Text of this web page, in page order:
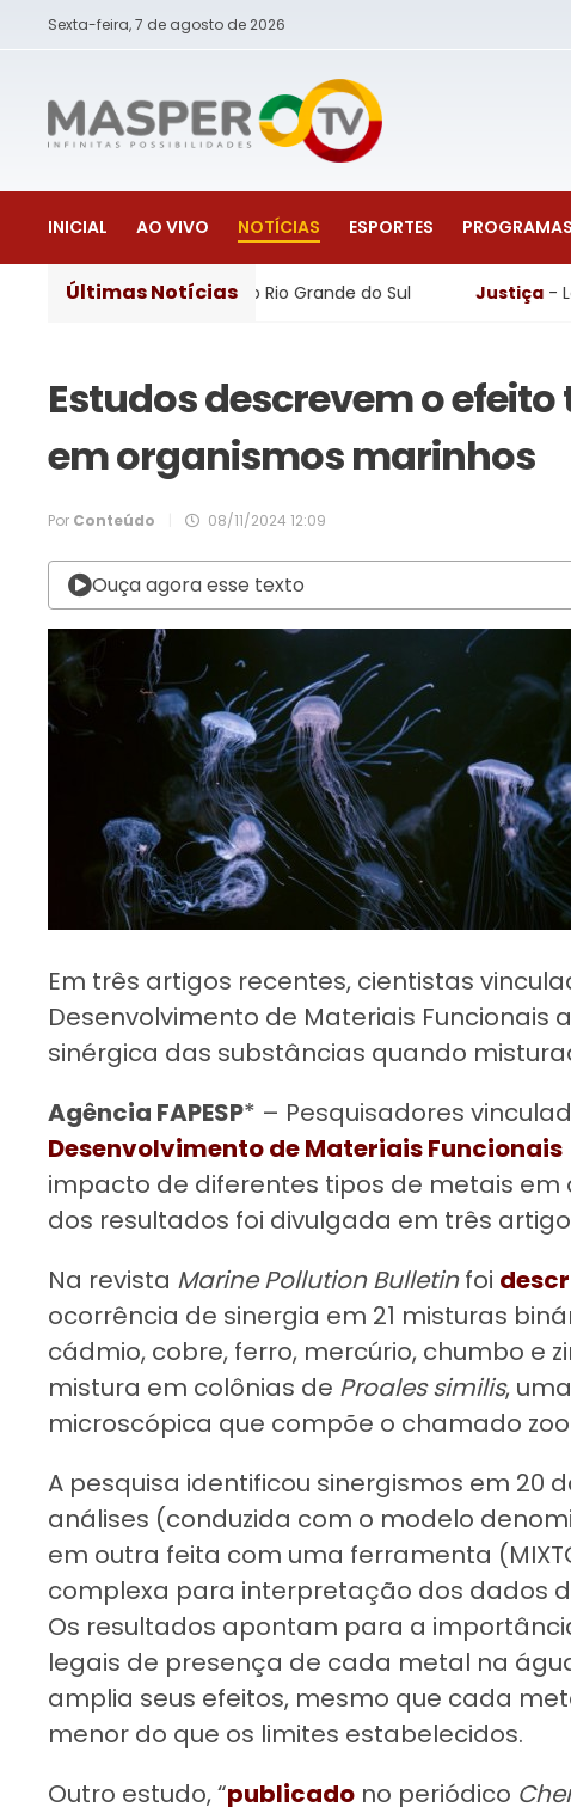
Sexta-feira, 7 de agosto de 2026
INICIAL AO VIVO NOTÍCIAS ESPORTES PROGRAMAS
Últimas Notícias
do Rio Grande do Sul Justiça - Lei Maria da
Estudos descrevem o
em organismos marinhos
Por Conteúdo 08/11/2024 12:09
Ouça agora esse texto
Em três artigos recentes, cientistas
Desenvolvimento de Materiais
sinérgica das substâncias quando
Agência FAPESP* – Pesquisadores
Desenvolvimento de Materiais Funcionais
impacto de diferentes tipos de metais em
dos resultados foi divulgada em três
Na revista Marine Pollution Bulletinfoi
ocorrência de sinergia em 21 misturas
cádmio, cobre, ferro, mercúrio, chumbo e
mistura em colônias de Proales similis,
microscópica que compõe o chamado
A pesquisa identificou sinergismos em 20
análises (conduzida com o modelo
em outra feita com uma ferramenta
complexa para interpretação dos dados
Os resultados apontam para a
legais de presença de cada metal na
amplia seus efeitos, mesmo que cada
menor do que os limites estabelecidos.
Outro estudo, “publicado no periódico